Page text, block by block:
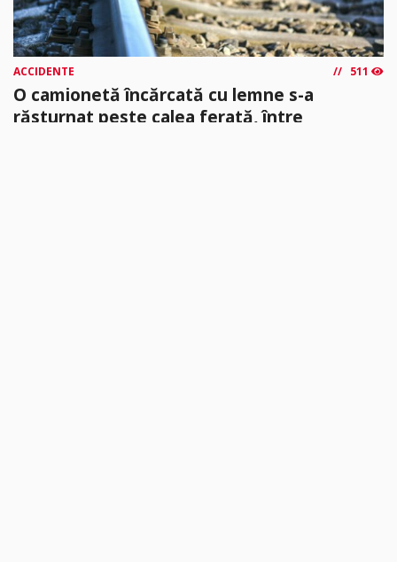
ACCIDENTE 511
O camionetă încărcată cu lemne s-a
răsturnat peste calea ferată, între